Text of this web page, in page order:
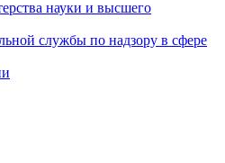
науки и высшего
службы по надзору в сфере